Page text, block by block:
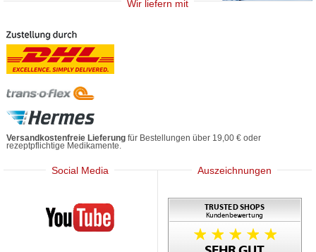
Wir liefern mit
Versandkostenfreie Lieferung für Bestellungen über 19,00 € oder
rezeptpflichtige Medikamente.
Social Media
Mediherz
Auszeichnungen